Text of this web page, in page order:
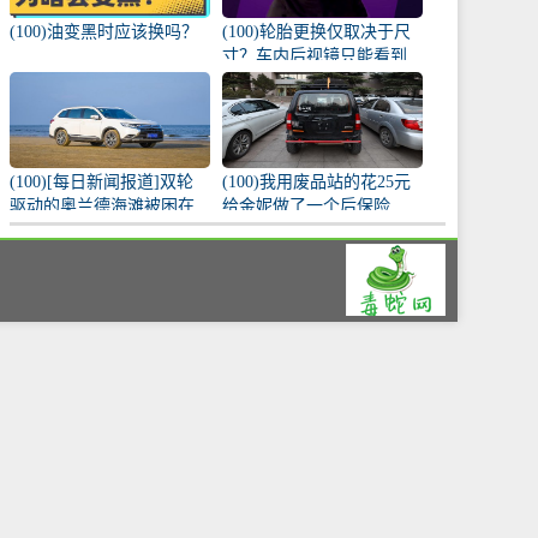
(100)油变黑时应该换吗？
(100)轮胎更换仅取决于尺
寸？车内后视镜只能看到
车内？原来这么多讲究！
(100)[每日新闻报道]双轮
驱动的奥兰德海滩被困在
车内，遇到危险时能冷静
(100)我用废品站的花25元
给金妮做了一个后保险
杠。